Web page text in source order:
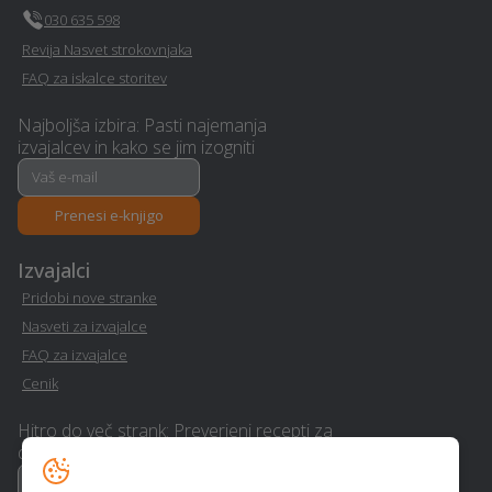
Interier / notranje
oblikovanje - Sostanj
E-učenje na daljavo -
Sostanj
Razrez lesa, žaga -
Sostanj
Wellness - Sostanj
Varovanje - Sostanj
030 635 598
Revija Nasvet strokovnjaka
FAQ za iskalce storitev
Najboljša izbira: Pasti najemanja
izvajalcev in kako se jim izogniti
Prenesi e-knjigo
Izvajalci
Pridobi nove stranke
Nasveti za izvajalce
FAQ za izvajalce
Cenik
Hitro do več strank: Preverjeni recepti za
dvig realizacije